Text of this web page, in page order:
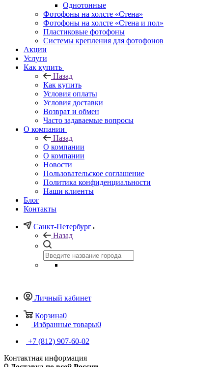
Однотонные
Фотофоны на холсте «Стена»
Фотофоны на холсте «Стена и пол»
Пластиковые фотофоны
Системы крепления для фотофонов
Акции
Услуги
Как купить
Назад
Как купить
Условия оплаты
Условия доставки
Возврат и обмен
Часто задаваемые вопросы
О компании
Назад
О компании
О компании
Новости
Пользовательское соглашение
Политика конфиденциальности
Наши клиенты
Блог
Контакты
Санкт-Петербург
Назад
Личный кабинет
Корзина0
Избранные товары0
+7 (812) 907-60-02
Контактная информация